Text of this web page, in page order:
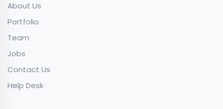
About Us
Portfolio
Team
Jobs
Contact Us
Help Desk